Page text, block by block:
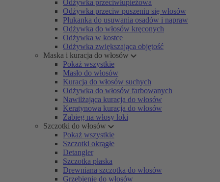
Odżywka przeciwłupieżowa
Odżywka przeciw puszeniu się włosów
Płukanka do usuwania osadów i napraw
Odżywka do włosów kręconych
Odżywka w kostce
Odżywka zwiększająca objętość
Maska i kuracja do włosów
Pokaż wszystkie
Masło do włosów
Kuracja do włosów suchych
Odżywka do włosów farbowanych
Nawilżająca kuracja do włosów
Keratynowa kuracja do włosów
Zabieg na włosy loki
Szczotki do włosów
Pokaż wszystkie
Szczotki okrągłe
Detangler
Szczotka płaska
Drewniana szczotka do włosów
Grzebienie do włosów